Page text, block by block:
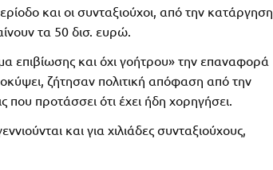
και οι συνταξιούχοι, από την κατάργηση
τα 50 δισ. ευρώ.
επιβίωσης και όχι γοήτρου» την επαναφορά
ζήτησαν πολιτική απόφαση από την
που προτάσσει ότι έχει ήδη χορηγήσει.
και για χιλιάδες συνταξιούχους,